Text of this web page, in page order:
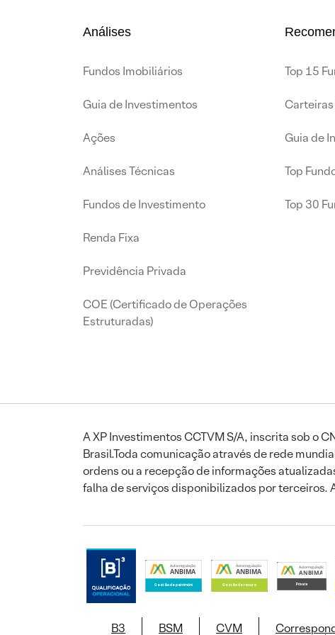
Análises
Fundos Imobiliários
Guia de Investimentos
Ações
Análises Técnicas
Fundos de Investimento
Renda Fixa
Previdência Privada
COE (Certificado de Operações
Estruturadas)
Top 15
Guia de
Top
Top 30
A XP Investimentos CCTVM S/A, inscrita sob o
Brasil.Toda comunicação através de rede
ordens ou a recepção de informações
falha de serviços disponibilizados por terceiros.
B3 BSM CVM